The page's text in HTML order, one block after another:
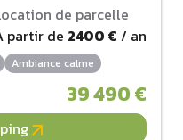
de parcelle
partir de 2400 € / an
Ambiance calme
39 490 €